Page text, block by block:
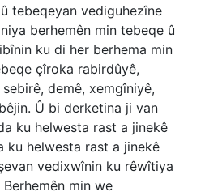
tebeqeyan vediguhezîne
berhemên min tebeqe û
ku di her berhema min
çîroka rabirdûyê,
demê, xemgîniyê,
Û bi derketina ji van
ku helwesta rast a jinekê
ku helwesta rast a jinekê
vedixwînin ku rêwîtiya
min we